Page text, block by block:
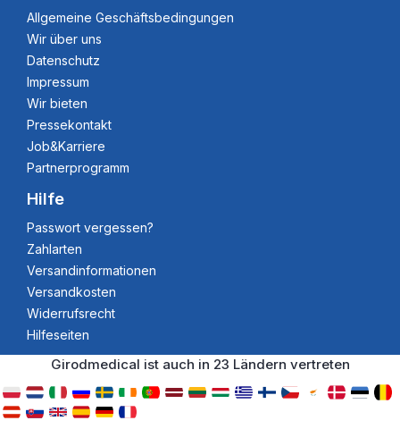
Allgemeine Geschäftsbedingungen
Wir über uns
Datenschutz
Impressum
Wir bieten
Pressekontakt
Job&Karriere
Partnerprogramm
Hilfe
Passwort vergessen?
Zahlarten
Versandinformationen
Versandkosten
Widerrufsrecht
Hilfeseiten
Girodmedical ist auch in 23 Ländern vertreten